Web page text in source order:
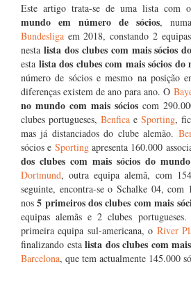
Este artigo trata-se de uma lista com
mundo em número de sócios,
Bundesliga em 2018, constando 2
nesta lista dos clubes com mais sócios
esta lista dos clubes com mais sócios do
número de sócios e mesmo na posição
diferenças existem de ano para ano. O
no mundo com mais sócios com
clubes portugueses, Benfica e Sporting,
mas já distanciados do clube alemão.
sócios e Sportingapresenta 160.000
dos clubes com mais sócios do mundo
Dortmund, outra equipa alemã, com
seguinte, encontra-se o Schalke 04, com
nos5 primeiros dos clubes com mais
equipas alemãs e 2 clubes
primeira equipa sul-americana, o River
finalizando estalista dos clubes com
Barcelona, que tem actualmente 145.000